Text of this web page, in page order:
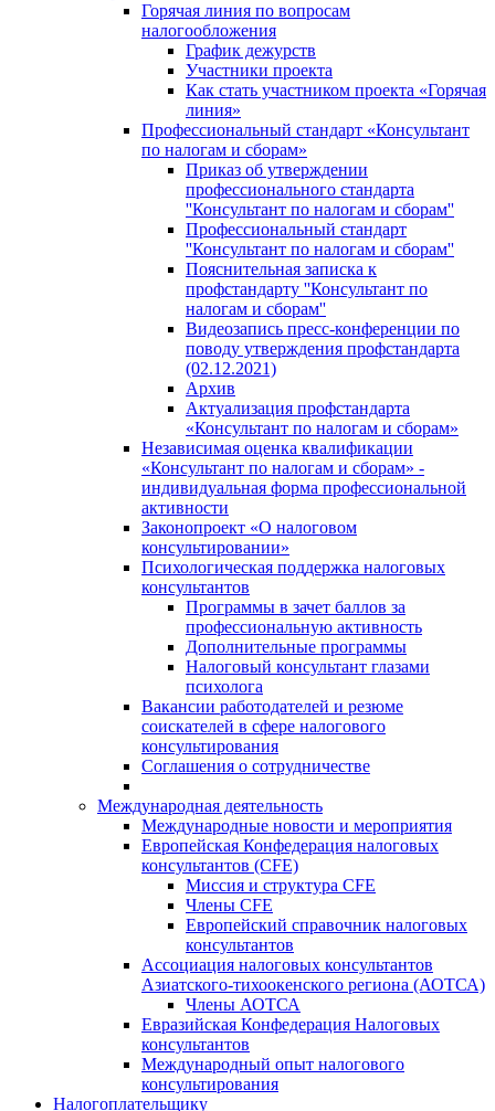
Горячая линия по вопросам
налогообложения
График дежурств
Участники проекта
Как стать участником проекта «Горячая
линия»
Профессиональный стандарт «Консультант
по налогам и сборам»
Приказ об утверждении
профессионального стандарта
''Консультант по налогам и сборам''
Профессиональный стандарт
''Консультант по налогам и сборам''
Пояснительная записка к
профстандарту ''Консультант по
налогам и сборам''
Видеозапись пресс-конференции по
поводу утверждения профстандарта
(02.12.2021)
Архив
Актуализация профстандарта
«Консультант по налогам и сборам»
Независимая оценка квалификации
«Консультант по налогам и сборам» -
индивидуальная форма профессиональной
активности
Законопроект «О налоговом
консультировании»
Психологическая поддержка налоговых
консультантов
Программы в зачет баллов за
профессиональную активность
Дополнительные программы
Налоговый консультант глазами
психолога
Вакансии работодателей и резюме
соискателей в сфере налогового
консультирования
Соглашения о сотрудничестве
Международная деятельность
Международные новости и мероприятия
Европейская Конфедерация налоговых
консультантов (CFE)
Миссия и структура CFE
Члены CFE
Европейский справочник налоговых
консультантов
Ассоциация налоговых консультантов
Азиатского-тихоокенского региона (АОТСА)
Члены АОТСА
Евразийская Конфедерация Налоговых
консультантов
Международный опыт налогового
консультирования
Налогоплательщику